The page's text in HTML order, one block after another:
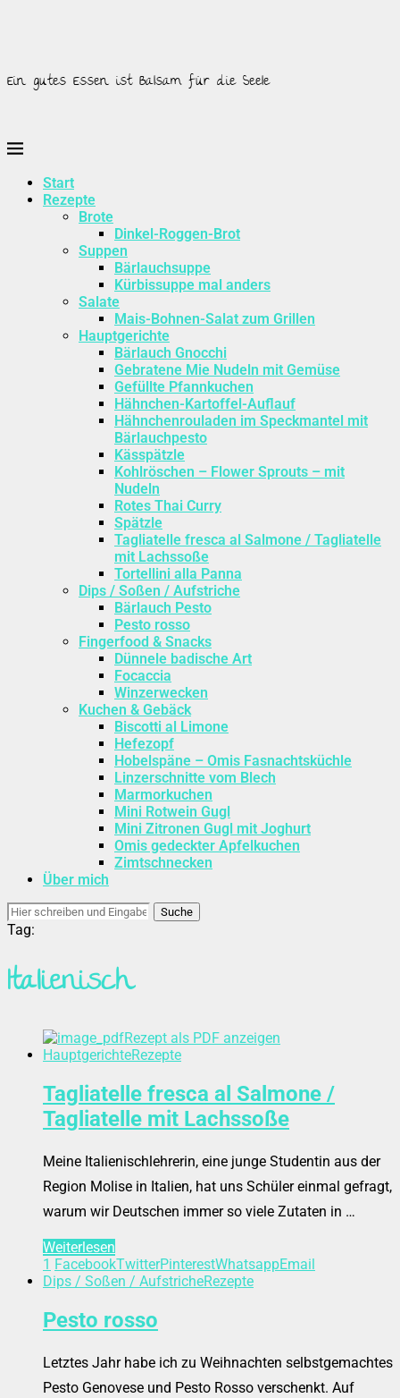
Ein gutes Essen ist Balsam für die Seele
Start
Rezepte
Brote
Dinkel-Roggen-Brot
Suppen
Bärlauchsuppe
Kürbissuppe mal anders
Salate
Mais-Bohnen-Salat zum Grillen
Hauptgerichte
Bärlauch Gnocchi
Gebratene Mie Nudeln mit Gemüse
Gefüllte Pfannkuchen
Hähnchen-Kartoffel-Auflauf
Hähnchenrouladen im Speckmantel mit
Bärlauchpesto
Kässpätzle
Kohlröschen – Flower Sprouts – mit
Nudeln
Rotes Thai Curry
Spätzle
Tagliatelle fresca al Salmone / Tagliatelle
mit Lachssoße
Tortellini alla Panna
Dips / Soßen / Aufstriche
Bärlauch Pesto
Pesto rosso
Fingerfood & Snacks
Dünnele badische Art
Focaccia
Winzerwecken
Kuchen & Gebäck
Biscotti al Limone
Hefezopf
Hobelspäne – Omis Fasnachtsküchle
Linzerschnitte vom Blech
Marmorkuchen
Mini Rotwein Gugl
Mini Zitronen Gugl mit Joghurt
Omis gedeckter Apfelkuchen
Zimtschnecken
Über mich
Suche
Tag:
Italienisch
Rezept als PDF anzeigen
HauptgerichteRezepte
Tagliatelle fresca al Salmone /
Tagliatelle mit Lachssoße
Meine Italienischlehrerin, eine junge Studentin aus der
Region Molise in Italien, hat uns Schüler einmal gefragt,
warum wir Deutschen immer so viele Zutaten in …
Weiterlesen
1 FacebookTwitterPinterestWhatsappEmail
Dips / Soßen / AufstricheRezepte
Pesto rosso
Letztes Jahr habe ich zu Weihnachten selbstgemachtes
Pesto Genovese und Pesto Rosso verschenkt. Auf